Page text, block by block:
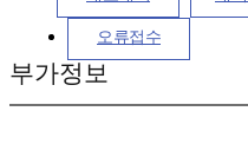
오류접수
부가정보